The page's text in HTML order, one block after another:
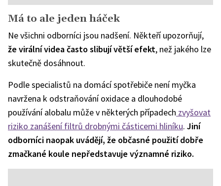
Má to ale jeden háček
Ne všichni odborníci jsou nadšení. Někteří upozorňují,
že virální videa často slibují větší efekt, než jakého lze
skutečně dosáhnout.
Podle specialistů na domácí spotřebiče není myčka
navržena k odstraňování oxidace a dlouhodobé
používání alobalu může v některých případech zvyšovat
riziko zanášení filtrů drobnými částicemi hliníku. Jiní
odborníci naopak uvádějí, že občasné použití dobře
zmačkané koule nepředstavuje významné riziko.